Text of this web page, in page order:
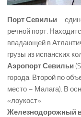
Порт Севильи –
речной порт.
впадающей в
грузы из испанских
Аэропорт Севильи
города. Второй по
место – Малага). В
«лоукост».
Железнодорожный